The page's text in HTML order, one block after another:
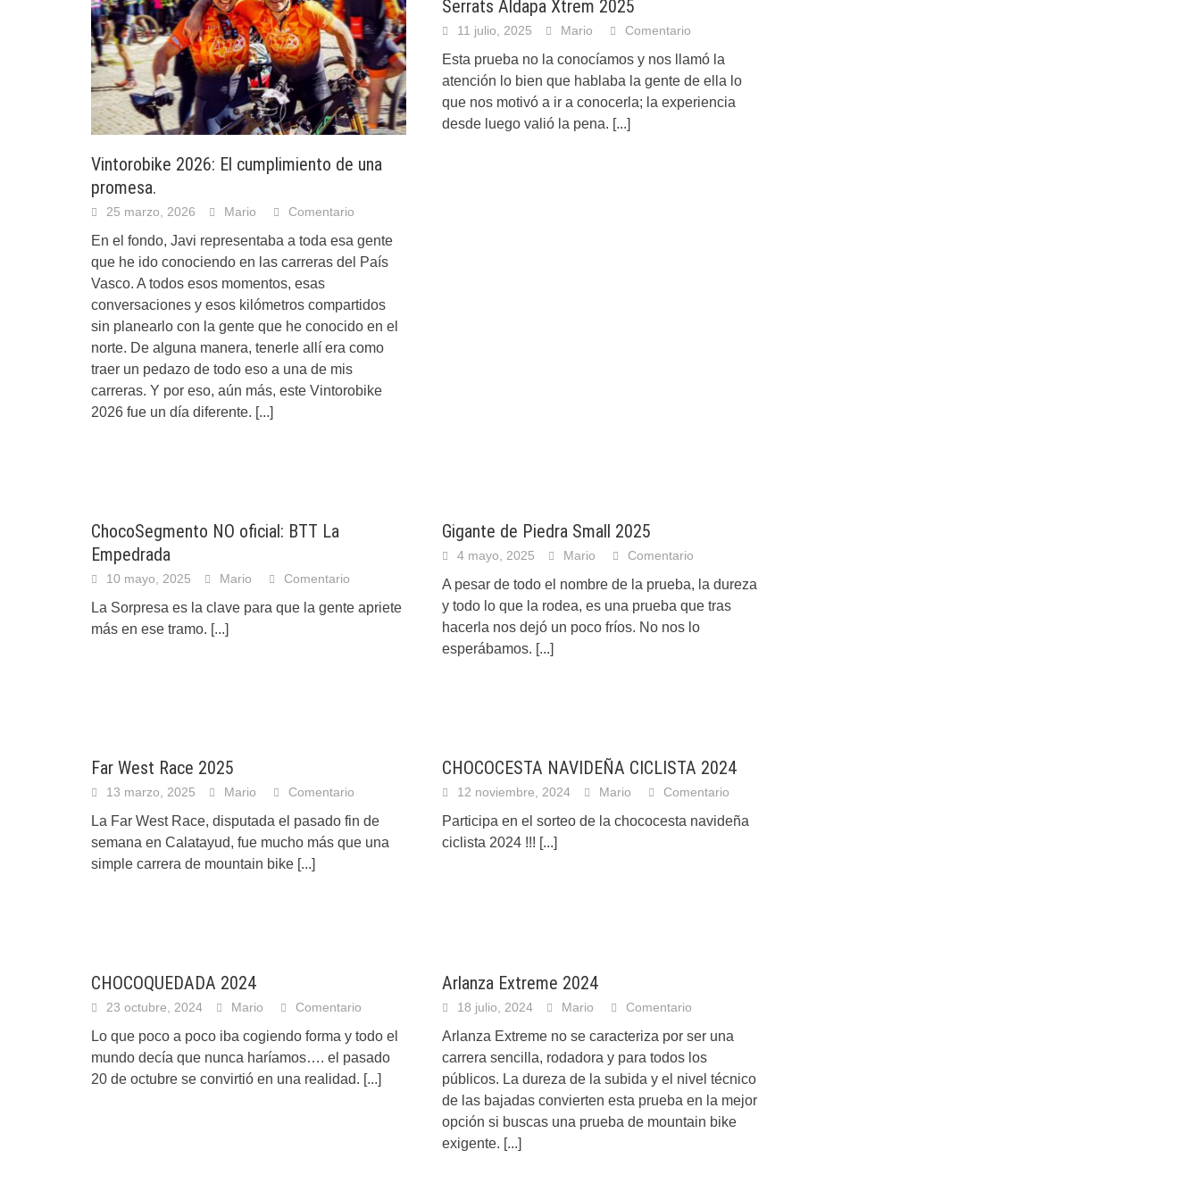
Vintorobike 2026: El cumplimiento de una
promesa.
25 marzo, 2026 Mario Comentario
En el fondo, Javi representaba a toda esa gente
que he ido conociendo en las carreras del País
Vasco. A todos esos momentos, esas
conversaciones y esos kilómetros compartidos
sin planearlo con la gente que he conocido en el
norte. De alguna manera, tenerle allí era como
traer un pedazo de todo eso a una de mis
carreras. Y por eso, aún más, este Vintorobike
2026 fue un día diferente. [...]
Serrats Aldapa Xtrem 2025
11 julio, 2025 Mario Comentario
Esta prueba no la conocíamos y nos llamó la
atención lo bien que hablaba la gente de ella lo
que nos motivó a ir a conocerla; la experiencia
desde luego valió la pena. [...]
ChocoSegmento NO oficial: BTT La
Empedrada
10 mayo, 2025 Mario Comentario
La Sorpresa es la clave para que la gente apriete
más en ese tramo. [...]
Gigante de Piedra Small 2025
4 mayo, 2025 Mario Comentario
A pesar de todo el nombre de la prueba, la dureza
y todo lo que la rodea, es una prueba que tras
hacerla nos dejó un poco fríos. No nos lo
esperábamos. [...]
Far West Race 2025
13 marzo, 2025 Mario Comentario
La Far West Race, disputada el pasado fin de
semana en Calatayud, fue mucho más que una
simple carrera de mountain bike [...]
CHOCOCESTA NAVIDEÑA CICLISTA 2024
12 noviembre, 2024 Mario Comentario
Participa en el sorteo de la chococesta navideña
ciclista 2024 !!! [...]
CHOCOQUEDADA 2024
23 octubre, 2024 Mario Comentario
Lo que poco a poco iba cogiendo forma y todo el
mundo decía que nunca haríamos…. el pasado
20 de octubre se convirtió en una realidad. [...]
Arlanza Extreme 2024
18 julio, 2024 Mario Comentario
Arlanza Extreme no se caracteriza por ser una
carrera sencilla, rodadora y para todos los
públicos. La dureza de la subida y el nivel técnico
de las bajadas convierten esta prueba en la mejor
opción si buscas una prueba de mountain bike
exigente. [...]